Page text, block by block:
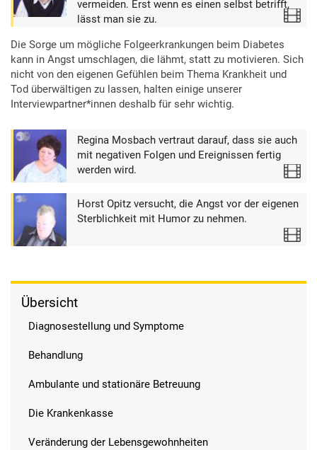
vermeiden. Erst wenn es einen selbst betrifft,
lässt man sie zu.
Die Sorge um mögliche Folgeerkrankungen beim Diabetes
kann in Angst umschlagen, die lähmt, statt zu motivieren. Sich
nicht von den eigenen Gefühlen beim Thema Krankheit und
Tod überwältigen zu lassen, halten einige unserer
Interviewpartner*innen deshalb für sehr wichtig.
Regina Mosbach vertraut darauf, dass sie auch
mit negativen Folgen und Ereignissen fertig
werden wird.
Horst Opitz versucht, die Angst vor der eigenen
Sterblichkeit mit Humor zu nehmen.
Übersicht
Diagnosestellung und Symptome
Behandlung
Ambulante und stationäre Betreuung
Die Krankenkasse
Veränderung der Lebensgewohnheiten